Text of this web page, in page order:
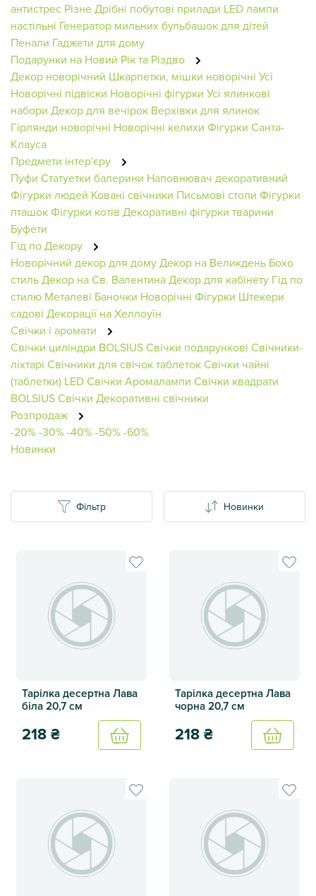
Фільтр Новинки
Тарілка десертна Лава
біла 20,7 см
218₴
Купить
Тарілка десертна Лава
чорна 20,7 см
218₴
Купить
антистрес РізнеДрібні побутові прилади LED лампи
настільні Генератор мильних бульбашок для дітей
Пенали Гаджети для дому
Подарунки на Новий Рік та Різдво
Декор новорічний Шкарпетки, мішки новорічні Усі
Новорічні підвіски Новорічні фігурки Усі ялинкові
набори Декор для вечірок Верхівки для ялинок
Гірлянди новорічні Новорічні келихи Фігурки Санта-
Клауса
Предмети інтер'єру
Пуфи Статуетки балерини Наповнювач декоративний
Фігурки людей Ковані свічники Письмові столи Фігурки
пташокФігурки котів Декоративні фігурки тварини
Буфети
Гід по Декору
Новорічний декор для домуДекор на Великдень Бохо
стильДекор на Св. ВалентинаДекор для кабінету Гід по
стилю Металеві Баночки Новорічні Фігурки Штекери
садові Декорації на Хеллоуїн
Свічки і аромати
Свічки циліндри BOLSIUSСвічки подарункові Свічники-
ліхтарі Свічники для свічок таблетокСвічки чайні
(таблетки) LED Свічки Аромалампи Свічки квадрати
BOLSIUSСвічки Декоративні свічники
Розпродаж
-20%-30%-40%-50%-60%
Новинки